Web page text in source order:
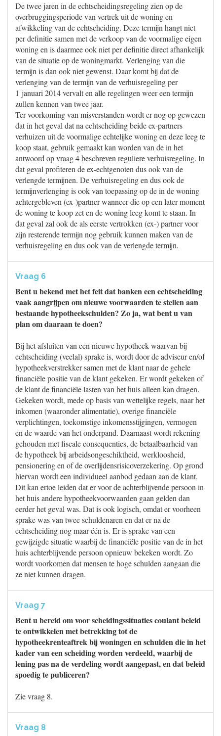
De twee jaren in de echtscheidingsregeling zien op de
overbruggingsperiode van vertrek uit de woning en
afwikkeling van de echtscheiding. Deze termijn hangt niet
per definitie samen met de verkoop van de voormalige eigen
woning en is daarmee ook niet per definitie direct afhankelijk
van de situatie op de woningmarkt. Verlenging van die
termijn is dan ook niet gewenst. Daar komt bij dat de
verlenging van de termijn van de verhuisregeling per
1 januari 2014 vervalt en alle regelingen weer een termijn
zullen kennen van twee jaar.
Ter voorkoming van misverstanden wordt er nog op gewezen
dat in het geval dat na echtscheiding beide ex-partners
verhuizen uit de voormalige echtelijke woning en deze leeg te
koop staat, gebruik gemaakt kan worden van de in het
antwoord op vraag 4 beschreven reguliere verhuisregeling. In
dat geval profiteren de ex-echtgenoten dus ook van de
verlengde termijnen. De verhuisregeling en dus ook de
termijnverlenging is ook van toepassing op de in de woning
achtergebleven (ex-)partner wanneer die op een later moment
de woning te koop zet en de woning leeg komt te staan. In
dat geval zal ook de als eerste vertrokken (ex-) partner voor
zijn resterende termijn nog gebruik kunnen maken van de
verhuisregeling en dus ook van de verlengde termijn.
Vraag 6
Bent u bekend met het feit dat banken een echtscheiding
vaak aangrijpen om nieuwe voorwaarden te stellen aan
bestaande hypotheekschulden? Zo ja, wat bent u van
plan om daaraan te doen?
Bij het afsluiten van een nieuwe hypotheek waarvan bij
echtscheiding (veelal) sprake is, wordt door de adviseur en/of
hypotheekverstrekker samen met de klant naar de gehele
financiële positie van de klant gekeken. Er wordt gekeken of
de klant de financiële lasten van het huis alleen kan dragen.
Gekeken wordt, mede op basis van wettelijke regels, naar het
inkomen (waaronder alimentatie), overige financiële
verplichtingen, toekomstige inkomensstijgingen, vermogen
en de waarde van het onderpand. Daarnaast wordt rekening
gehouden met fiscale consequenties, de betaalbaarheid van
de hypotheek bij arbeidsongeschiktheid, werkloosheid,
pensionering en of de overlijdensrisicoverzekering. Op grond
hiervan wordt een individueel aanbod gedaan aan de klant.
Dit kan ertoe leiden dat er voor de achterblijvende persoon in
het huis andere hypotheekvoorwaarden gaan gelden dan
eerder het geval was. Dat is ook logisch, omdat er voorheen
sprake was van twee schuldenaren en dat er na de
echtscheiding nog maar één is. Er is sprake van een
gewijzigde situatie waarbij de financiële positie van de in het
huis achterblijvende persoon opnieuw bekeken wordt. Zo
wordt voorkomen dat mensen te hoge schulden aangaan die
ze niet kunnen dragen.
Vraag 7
Bent u bereid om voor scheidingssituaties coulant beleid
te ontwikkelen met betrekking tot de
hypotheekrenteaftrek bij woningen en schulden die in het
kader van een scheiding worden verdeeld, waarbij de
lening pas na de verdeling wordt aangepast, en dat beleid
spoedig te publiceren?
Zie vraag 8.
Vraag 8